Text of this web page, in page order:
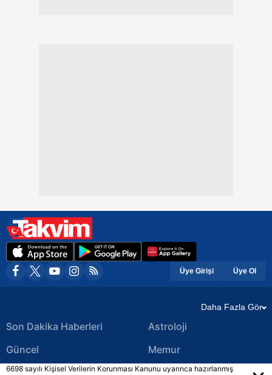
Üye Girişi Üye Ol
Daha Fazla Gör
Son Dakika Haberleri
Güncel
Ekonomi Haberleri
Astroloji
Memur
Yerel Haberler
6698 sayılı Kişisel Verilerin Korunması Kanunu uyarınca hazırlanmış